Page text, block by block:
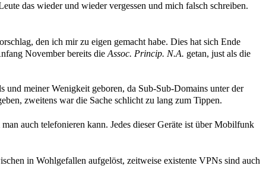
das wieder und wieder vergessen und mich falsch schreiben.
den ich mir zu eigen gemacht habe. Dies hat sich Ende
November bereits die Assoc. Princip. N.A. getan, just als die
meiner Wenigkeit geboren, da Sub-Sub-Domains unter der
zweitens war die Sache schlicht zu lang zum Tippen.
auch telefonieren kann. Jedes dieser Geräte ist über Mobilfunk
in Wohlgefallen aufgelöst, zeitweise existente VPNs sind auch